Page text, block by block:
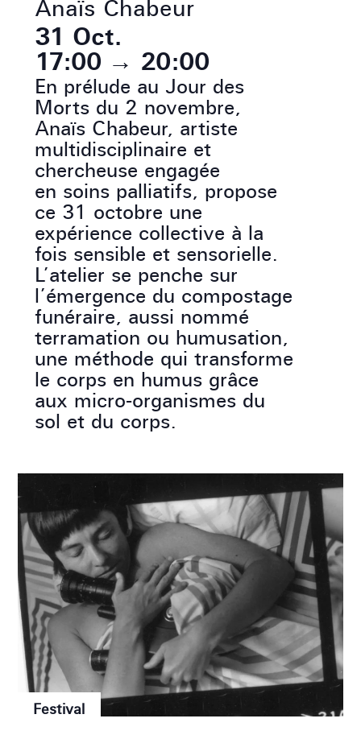
Anaïs Chabeur
31 Oct.
17:00 → 20:00
En prélude au Jour des
Morts du 2 novembre,
Anaïs Chabeur, artiste
multidisciplinaire et
chercheuse engagée
en soins palliatifs, propose
ce 31 octobre une
expérience collective à la
fois sensible et sensorielle.
L’atelier se penche sur
l’émergence du compostage
funéraire, aussi nommé
terramation ou humusation,
une méthode qui transforme
le corps en humus grâce
aux micro-organismes du
sol et du corps.
Festival